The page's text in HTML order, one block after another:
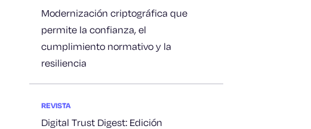
Modernización criptográfica que
permite la confianza, el
cumplimiento normativo y la
resiliencia
REVISTA
Digital Trust Digest: Edición